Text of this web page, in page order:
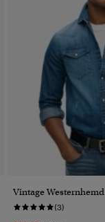
Vintage Westernhemd
(3)